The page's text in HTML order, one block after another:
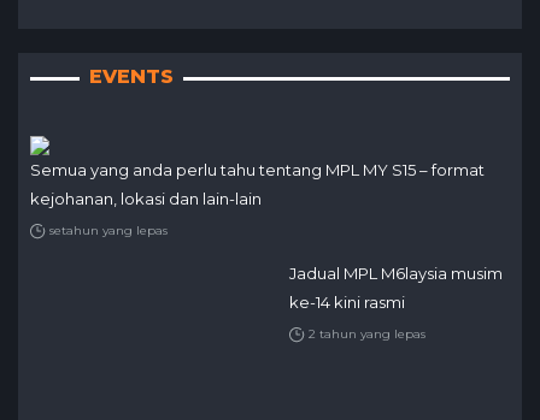
EVENTS
Semua yang anda perlu tahu tentang MPL MY S15 – format
kejohanan, lokasi dan lain-lain
setahun yang lepas
Jadual MPL M6laysia musim
ke-14 kini rasmi
2 tahun yang lepas